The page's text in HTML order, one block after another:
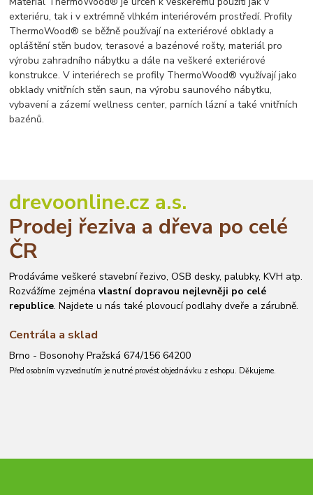
exteriéru, tak i v extrémně vlhkém interiérovém prostředí. Profily
ThermoWood® se běžně používají na exteriérové obklady a
opláštění stěn budov, terasové a bazénové rošty, materiál pro
výrobu zahradního nábytku a dále na veškeré exteriérové
konstrukce. V interiérech se profily ThermoWood® využívají jako
obklady vnitřních stěn saun, na výrobu saunového nábytku,
vybavení a zázemí wellness center, parních lázní a také vnitřních
bazénů.
drevoonline.cz a.s.
Prodej řeziva a dřeva po celé
ČR
Prodáváme veškeré stavební řezivo, OSB desky, palubky, KVH atp.
Rozvážíme zejménavlastní dopravou nejlevněji po celé
republice. Najdete u nás také plovoucí podlahy dveře a zárubně.
Centrála a sklad
Brno - Bosonohy Pražská 674/156 64200
Před osobním vyzvednutím je nutné provést objednávku z eshopu. Děkujeme.